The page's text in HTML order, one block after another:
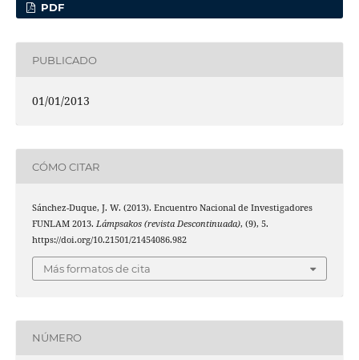
PDF
PUBLICADO
01/01/2013
CÓMO CITAR
Sánchez-Duque, J. W. (2013). Encuentro Nacional de Investigadores
FUNLAM 2013. Lámpsakos (revista Descontinuada), (9), 5.
https://doi.org/10.21501/21454086.982
Más formatos de cita
NÚMERO